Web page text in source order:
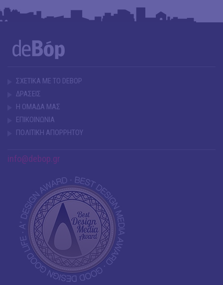
ΣΧΕΤΙΚΑ ΜΕ ΤΟ DEBOP
ΔΡΑΣΕΙΣ
Η ΟΜΑΔΑ ΜΑΣ
ΕΠΙΚΟΙΝΩΝΙΑ
ΠΟΛΙΤΙΚΗ ΑΠΟΡΡΗΤΟΥ
info@debop.gr